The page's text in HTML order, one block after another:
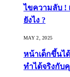
ไขความลับ !
ยังไง ?
MAY 2, 2025
หน้าเด็กขึ้นไ
ทำได้จริงกั